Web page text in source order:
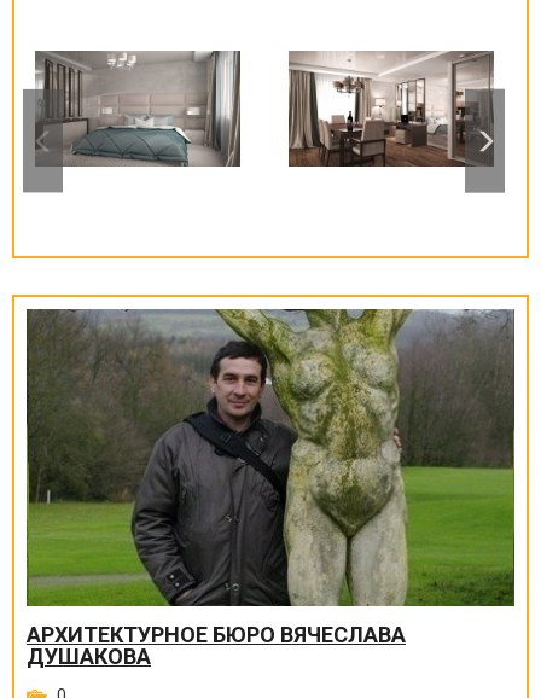
АРХИТЕКТУРНОЕ БЮРО ВЯЧЕСЛАВА
ДУШАКОВА